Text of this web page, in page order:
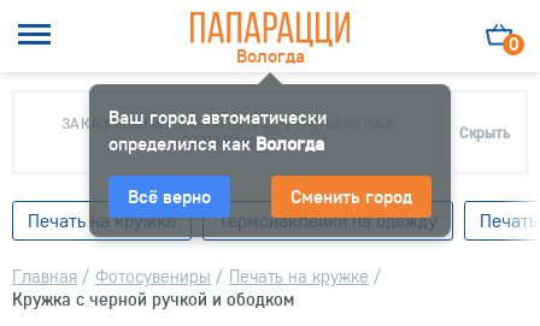
Вологда
Ваш город автоматически
определился как Вологда
Всё верно Сменить город
0
ЗАКАЗ МОЖНО ЗАБРАТЬ В 10 ФОТОЦЕНТРАХ
ПАПАРАЦЦИ
Скрыть
Печать на кружке Термонаклейки на одежду
Главная / Фотосувениры / Печать на кружке /
Кружка с черной ручкой и ободком